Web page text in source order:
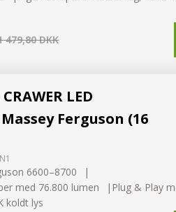
479,80 DKK
LED
Ferguson (16
6600–8700
med 76.800 lumen
Plug & Play
koldt lys